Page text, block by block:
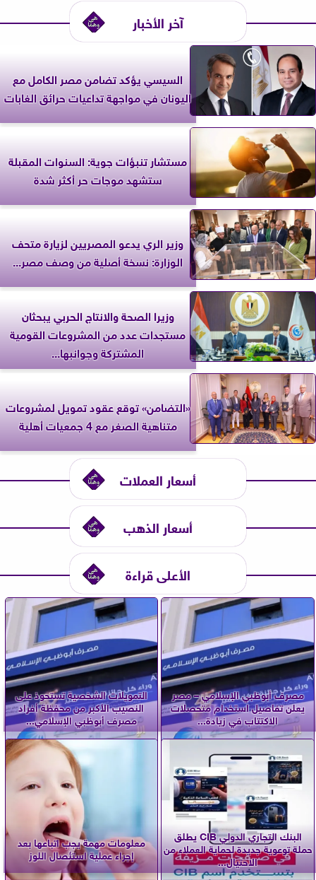
آخر الأخبار
السيسي يؤكد تضامن مصر الكامل مع
اليونان في مواجهة تداعيات حرائق الغابات
مستشار تنبؤات جوية: السنوات المقبلة
ستشهد موجات حر أكثر شدة
وزير الري يدعو المصريين لزيارة متحف
الوزارة: نسخة أصلية من وصف مصر...
وزيرا الصحة والانتاج الحربي يبحثان
مستجدات عدد من المشروعات القومية
المشتركة وجوانبها...
«التضامن» توقع عقود تمويل لمشروعات
متناهية الصغر مع 4 جمعيات أهلية
أسعار العملات
أسعار الذهب
الأعلى قراءة
مصرف أبوظبي الإسلامي – مصر
يعلن تفاصيل استخدام متحصلات
الاكتتاب في زيادة...
التمويلات الشخصية تستحوذ على
النصيب الأكبر من محفظة أفراد
مصرف أبوظبي الإسلامي...
البنك التجاري الدولي CIB يطلق
حملة توعوية جديدة لحماية العملاء من
الاحتيال...
معلومات مهمة يجب اتباعها بعد
إجراء عملية استئصال اللوز